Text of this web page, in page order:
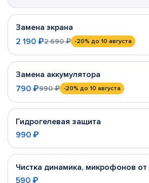
Замена экрана
2 190 ₽2 690 ₽ -20% до 10 августа
Замена аккумулятора
790 ₽990 ₽ -20% до 10 августа
Гидрогелевая защита
990 ₽
Чистка динамика, микрофонов
590 ₽